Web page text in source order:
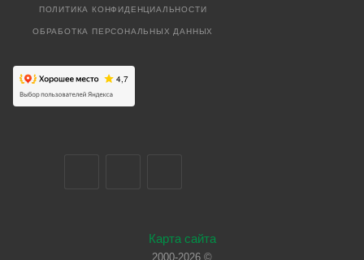
ПОЛИТИКА КОНФИДЕНЦИАЛЬНОСТИ
ОБРАБОТКА ПЕРСОНАЛЬНЫХ ДАННЫХ
Карта сайта
2000-2026 ©